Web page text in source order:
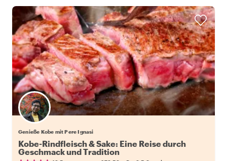
Genieße Kobe mit Pere Ignasi
Kobe-Rindfleisch & Sake: Eine Reise durch
Geschmack und Tradition